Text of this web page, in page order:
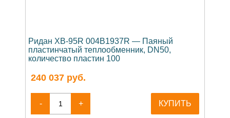
Ридан XB-95R 004B1937R — Паяный
пластинчатый теплообменник, DN50,
количество пластин 100
240 037 руб.
- + КУПИТЬ